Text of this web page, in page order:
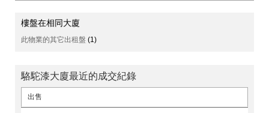
樓盤在相同大廈
此物業的其它出租盤 (1)
駱駝漆大廈最近的成交紀錄
出售